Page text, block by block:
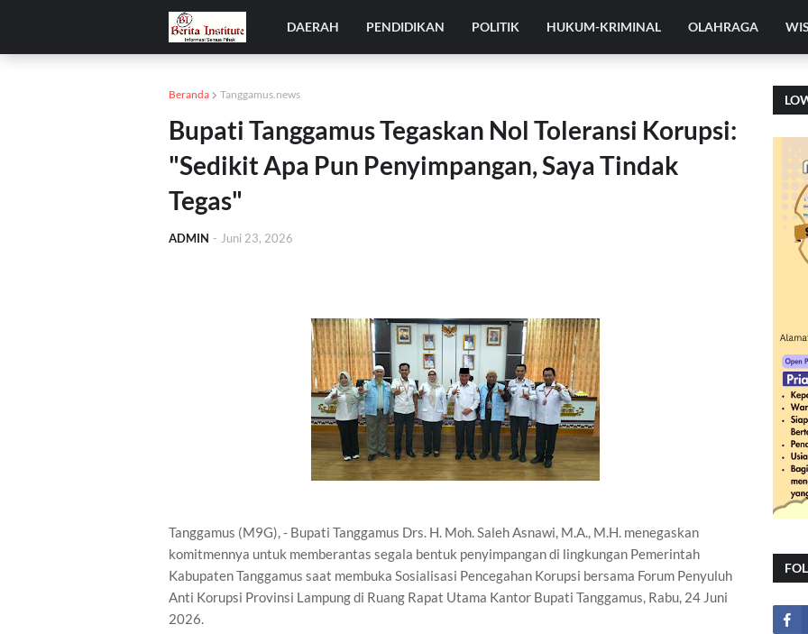
DAERAH PENDIDIKAN POLITIK HUKUM-KRIMINAL OLAHRAGA
Beranda Tanggamus.news
Bupati Tanggamus Tegaskan Nol Toleransi Korupsi:
"Sedikit Apa Pun Penyimpangan, Saya Tindak
Tegas"
ADMIN - Juni 23, 2026
Tanggamus (M9G), - Bupati Tanggamus Drs. H. Moh. Saleh Asnawi, M.A., M.H. menegaskan
komitmennya untuk memberantas segala bentuk penyimpangan di lingkungan Pemerintah
Kabupaten Tanggamus saat membuka Sosialisasi Pencegahan Korupsi bersama Forum Penyuluh
Anti Korupsi Provinsi Lampung di Ruang Rapat Utama Kantor Bupati Tanggamus, Rabu, 24 Juni
2026.